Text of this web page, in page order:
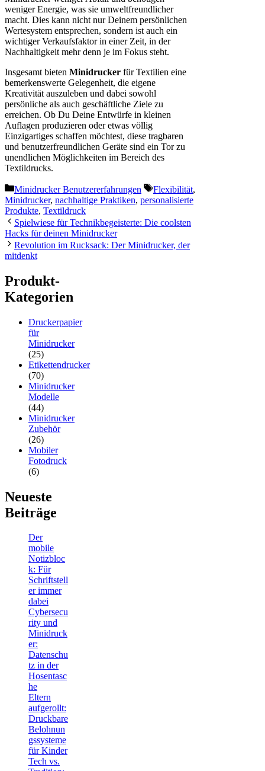
weniger Energie, was sie umweltfreundlicher
macht. Dies kann nicht nur Deinem persönlichen
Wertesystem entsprechen, sondern ist auch ein
wichtiger Verkaufsfaktor in einer Zeit, in der
Nachhaltigkeit mehr denn je im Fokus steht.
Insgesamt bieten Minidrucker für Textilien eine
bemerkenswerte Gelegenheit, die eigene
Kreativität auszuleben und dabei sowohl
persönliche als auch geschäftliche Ziele zu
erreichen. Ob Du Deine Entwürfe in kleinen
Auflagen produzieren oder etwas völlig
Einzigartiges schaffen möchtest, diese tragbaren
und benutzerfreundlichen Geräte sind ein Tor zu
unendlichen Möglichkeiten im Bereich des
Textildrucks.
Kategorien
Minidrucker Benutzererfahrungen Schlagwörter
Flexibilität,
Minidrucker, nachhaltige Praktiken, personalisierte
Produkte, Textildruck
Spielwiese für Technikbegeisterte: Die coolsten
Hacks für deinen Minidrucker
Revolution im Rucksack: Der Minidrucker, der
mitdenkt
Produkt-
Kategorien
Druckerpapier
für
Minidrucker
(25)
Etikettendrucker
(70)
Minidrucker
Modelle
(44)
Minidrucker
Zubehör
(26)
Mobiler
Fotodruck
(6)
Neueste
Beiträge
Der
mobile
Notizbloc
k: Für
Schriftstell
er immer
dabei
Cybersecu
rity und
Minidruck
er:
Datenschu
tz in der
Hosentasc
he
Eltern
aufgerollt:
Druckbare
Belohnun
gssysteme
für Kinder
Tech vs.